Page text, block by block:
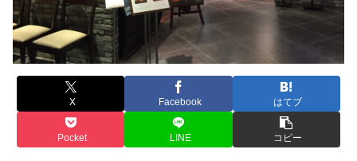
X Facebook はてブ
Pocket LINE コピー